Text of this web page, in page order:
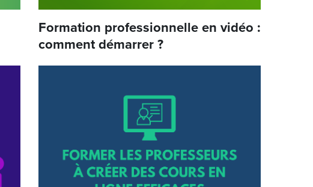
Formation professionnelle en vidéo :
comment démarrer ?